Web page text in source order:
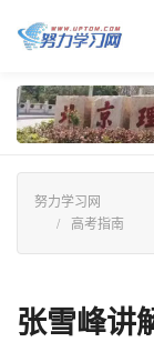
努力学习网
高考指南
张雪峰讲